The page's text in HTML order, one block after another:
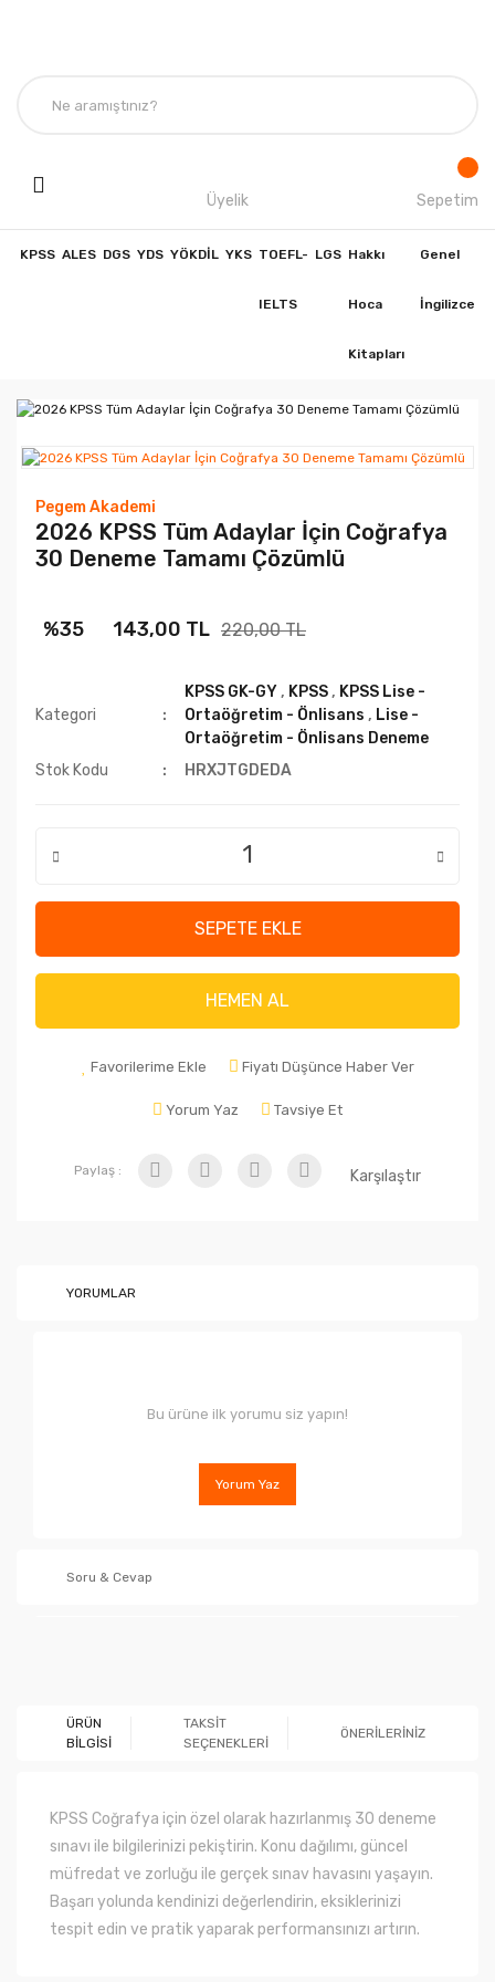
Üyelik Sepetim
KPSS ALES DGS YDS YÖKDİL YKS TOEFL-
IELTS
LGS Hakkı
Hoca
Kitapları
Genel
İngilizce
Pegem Akademi
2026 KPSS Tüm Adaylar İçin Coğrafya
30 Deneme Tamamı Çözümlü
%35 143,00 TL 220,00 TL
Kategori
KPSS GK-GY, KPSS, KPSS Lise -
Ortaöğretim - Önlisans , Lise -
Ortaöğretim - Önlisans Deneme
Stok Kodu
HRXJTGDEDA
SEPETE EKLE
HEMEN AL
Favorilerime Ekle Fiyatı Düşünce Haber Ver
Yorum Yaz Tavsiye Et
Paylaş : Karşılaştır
YORUMLAR
Bu ürüne ilk yorumu siz yapın!
Yorum Yaz
Soru & Cevap
ÜRÜN
BİLGİSİ
TAKSİT
SEÇENEKLERİ
ÖNERİLERİNİZ
KPSS Coğrafya için özel olarak hazırlanmış 30 deneme
sınavı ile bilgilerinizi pekiştirin. Konu dağılımı, güncel
müfredat ve zorluğu ile gerçek sınav havasını yaşayın.
Başarı yolunda kendinizi değerlendirin, eksiklerinizi
tespit edin ve pratik yaparak performansınızı artırın.